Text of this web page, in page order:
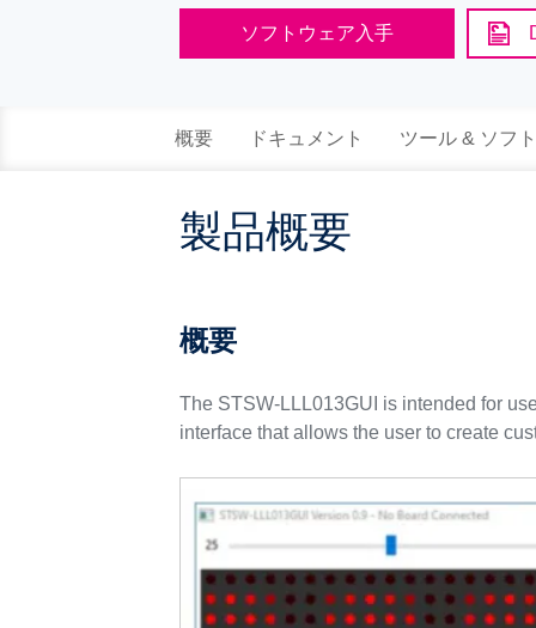
ソフトウェア入手
概要 ドキュメント ツール & ソフ
製品概要
概要
The STSW-LLL013GUI is intended for
interface that allows the user to create